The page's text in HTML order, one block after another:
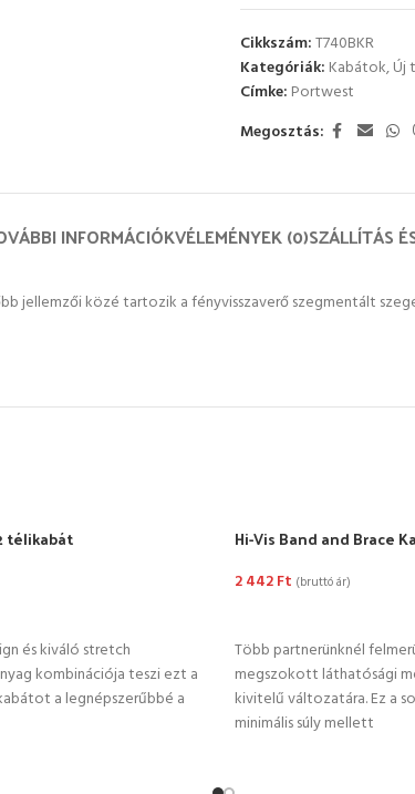
Cikkszám:T740BKR
Kategóriák: Kabátok,Új
Címke: Portwest
Megosztás:
INFORMÁCIÓKVÉLEMÉNYEK (0)SZÁLLÍTÁS
közé tartozik a fényvisszaverő szegmentált
télikabát
és kiváló stretch
kombinációja teszi ezt a
a legnépszerűbbé a
Hi-Vis Band and Brace
2 442Ft (bruttó ár)
Több partnerünknél
megszokott láthatósági
kivitelű változatára. Ez a
minimális súly mellett